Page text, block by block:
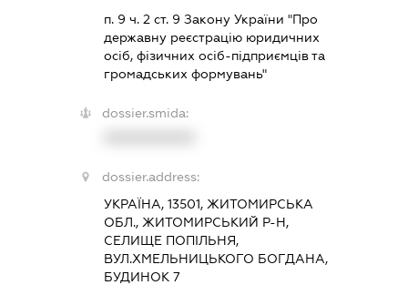
п. 9 ч. 2 ст. 9 Закону України "Про
державну реєстрацію юридичних
осіб, фізичних осіб-підприємців та
громадських формувань"
dossier.smida:
dossier.address:
УКРАЇНА, 13501, ЖИТОМИРСЬКА
ОБЛ., ЖИТОМИРСЬКИЙ Р-Н,
СЕЛИЩЕ ПОПІЛЬНЯ,
ВУЛ.ХМЕЛЬНИЦЬКОГО БОГДАНА,
БУДИНОК 7